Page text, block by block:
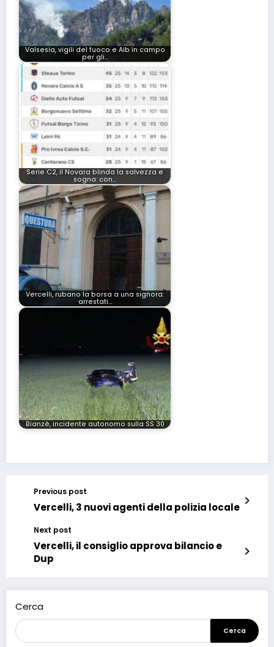
Valsesia, vigili del fuoco e Aib in campo
per gli…
Serie C2, il Novara blinda la salvezza e
sogna: con…
Vercelli, rubano la borsa a una signora:
arrestati…
Bianzè, incidente autonomo sulla SS 30
Previous post
Vercelli, 3 nuovi agenti della polizia locale
Next post
Vercelli, il consiglio approva bilancio e
Dup
Cerca
Cerca